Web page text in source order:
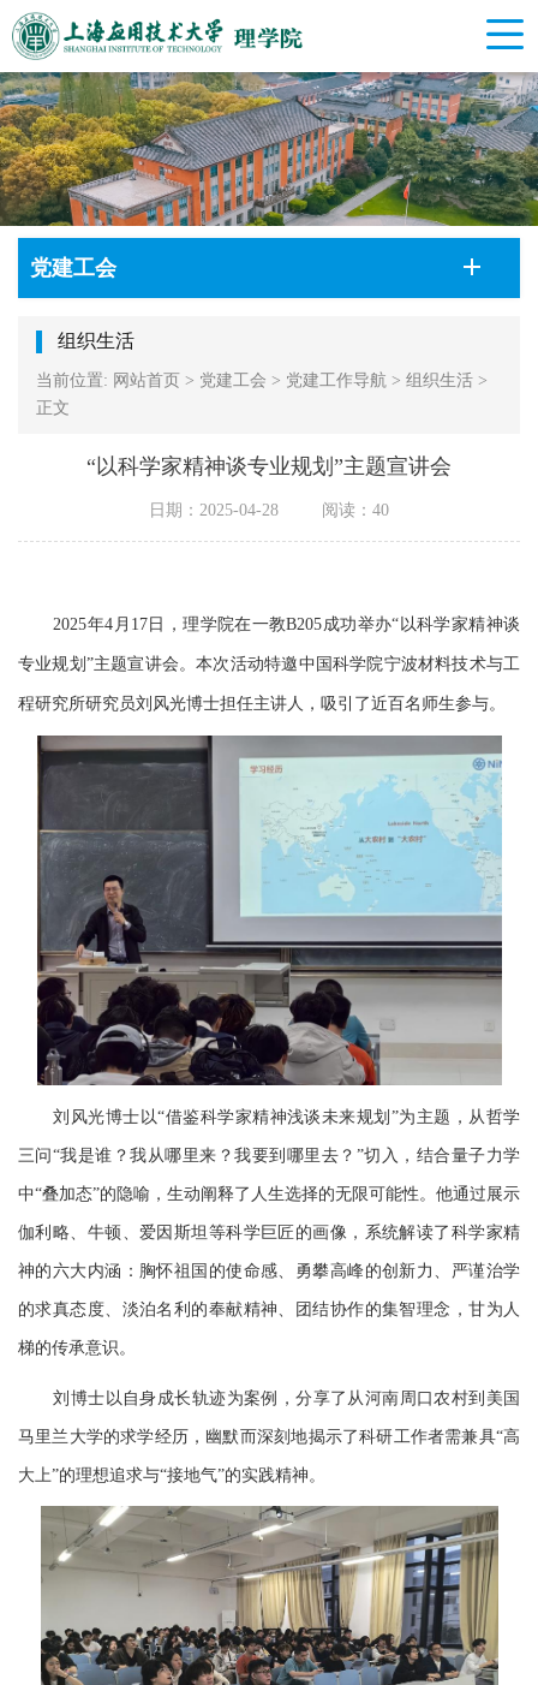
党建工会
组织生活
当前位置: 网站首页 > 党建工会 > 党建工作导航 > 组织生活 >
正文
“以科学家精神谈专业规划”主题宣讲会
日期：2025-04-28 阅读： 40
2025年4 月 17 日 ，理学院在一教B205成功举办“ 以科学家精神谈
专业规划”主题宣讲会。本次活动特邀中国科学院宁波材料技术与工
程研究所研究员刘风光博士担任主讲人，吸引了近百名师生参与。
刘风光博士以“借鉴科学家精神浅谈未来规划”为主题，从哲学
三问“我是谁？我从哪里来？我要到哪里去？”切入，结合量子力学
中“叠加态”的隐喻，生动阐释了人生选择的无限可能性。他通过展示
伽利略、牛顿、爱因斯坦等科学巨匠的画像，系统解读了科学家精
神的六大内涵：胸怀祖国的使命感、勇攀高峰的创新力、严谨治学
的求真态度、淡泊名利的奉献精神、团结协作的集智理念，甘为人
梯的传承意识。
刘博士以自身成长轨迹为案例，分享了从河南周口农村到美国
马里兰大学的求学经历，幽默而深刻地揭示了科研工作者需兼具“高
大上”的理想追求与“接地气”的实践精神。